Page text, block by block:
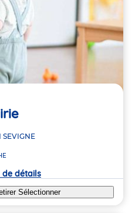
SEVIGNE
de détails
Sélectionner